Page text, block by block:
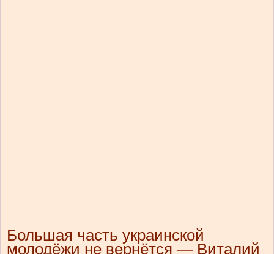
Большая часть украинской
молодёжи не вернётся — Виталий